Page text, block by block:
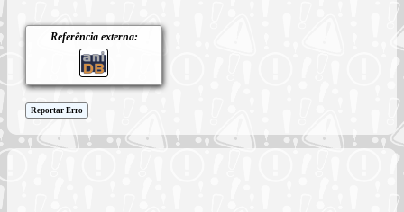
Referência externa:
Reportar Erro